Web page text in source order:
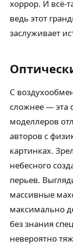
хоррор. И всё-
ведь этот
заслуживает
С
сложнее — эта
моделлеров
авторов с
картинках.
небесного
перьев.
массивные
максимально
без знания
невероятно